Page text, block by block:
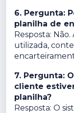
6. Pergunta:
planilha de
Resposta:
utilizada,
7. Pergunta:
cliente
planilha?
Resposta: O